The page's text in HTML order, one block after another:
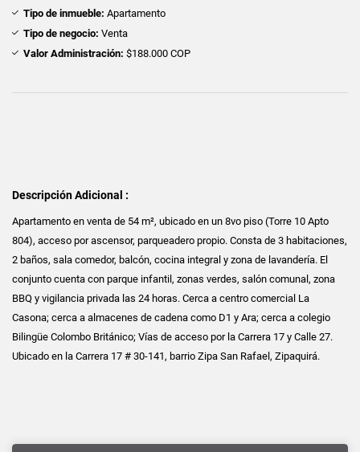
Tipo de inmueble: Apartamento
Tipo de negocio: Venta
Valor Administración: $188.000 COP
Descripción Adicional :
Apartamento en venta de 54 m², ubicado en un 8vo piso (Torre 10 Apto
804), acceso por ascensor, parqueadero propio. Consta de 3 habitaciones,
2 baños, sala comedor, balcón, cocina integral y zona de lavandería. El
conjunto cuenta con parque infantil, zonas verdes, salón comunal, zona
BBQ y vigilancia privada las 24 horas. Cerca a centro comercial La
Casona; cerca a almacenes de cadena como D1 y Ara; cerca a colegio
Bilingüe Colombo Británico; Vías de acceso por la Carrera 17 y Calle 27.
Ubicado en la Carrera 17 # 30-141, barrio Zipa San Rafael, Zipaquirá.